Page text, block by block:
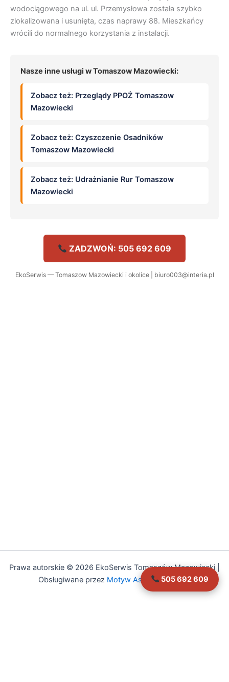
wodociągowego na ul. ul. Przemysłowa została szybko
zlokalizowana i usunięta, czas naprawy 88. Mieszkańcy
wrócili do normalnego korzystania z instalacji.
Nasze inne usługi w Tomaszow Mazowiecki:
Zobacz też: Przeglądy PPOŻ Tomaszow
Mazowiecki
Zobacz też: Czyszczenie Osadników
Tomaszow Mazowiecki
Zobacz też: Udrażnianie Rur Tomaszow
Mazowiecki
ZADZWOŃ: 505 692 609
EkoSerwis — Tomaszow Mazowiecki i okolice | biuro003@interia.pl
505 692 609
Prawa autorskie © 2026 EkoSerwis Tomaszów Mazowiecki |
Obsługiwane przez Motyw Astra WordPress